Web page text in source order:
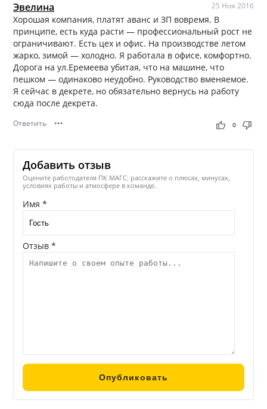
Эвелина 25 Ноя 2016
Хорошая компания, платят аванс и ЗП вовремя. В
принципе, есть куда расти — профессиональный рост не
ограничивают. Есть цех и офис. На производстве летом
жарко, зимой — холодно. Я работала в офисе, комфортно.
Дорога на ул.Еремеева убитая, что на машине, что
пешком — одинаково неудобно. Руководство вменяемое.
Я сейчас в декрете, но обязательно вернусь на работу
сюда после декрета.
Ответить ••• thumb_up thumb_down
0
Добавить отзыв
Оцените работодателя ПК МАГС: расскажите о плюсах, минусах,
условиях работы и атмосфере в команде.
Имя *
Отзыв *